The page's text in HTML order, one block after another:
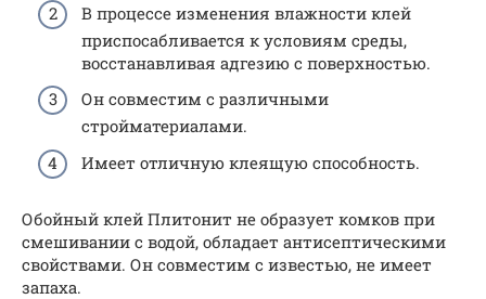
В процессе изменения влажности клей
приспосабливается к условиям среды,
восстанавливая адгезию с поверхностью.
Он совместим с различными
стройматериалами.
Имеет отличную клеящую способность.
Обойный клей Плитонит не образует комков при
смешивании с водой, обладает антисептическими
свойствами. Он совместим с известью, не имеет
запаха.